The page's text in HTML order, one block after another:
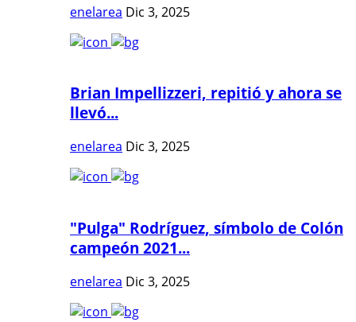
enelarea Dic 3, 2025
Brian Impellizzeri, repitió y ahora se
llevó...
enelarea Dic 3, 2025
"Pulga" Rodríguez, símbolo de Colón
campeón 2021...
enelarea Dic 3, 2025